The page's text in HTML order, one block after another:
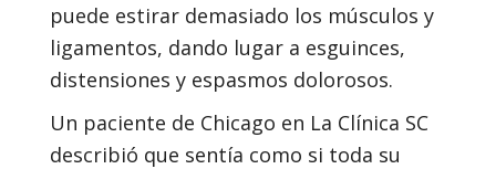
puede estirar demasiado los músculos y
ligamentos, dando lugar a esguinces,
distensiones y espasmos dolorosos.
Un paciente de Chicago en La Clínica SC
describió que sentía como si toda su